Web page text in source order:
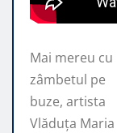
Mai mereu cu
zâmbetul pe
buze, artista
Vlăduța Maria